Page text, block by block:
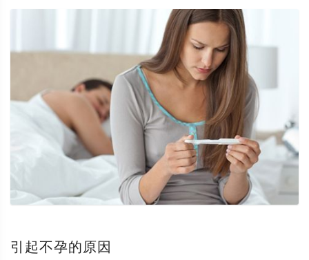
引起不孕的原因